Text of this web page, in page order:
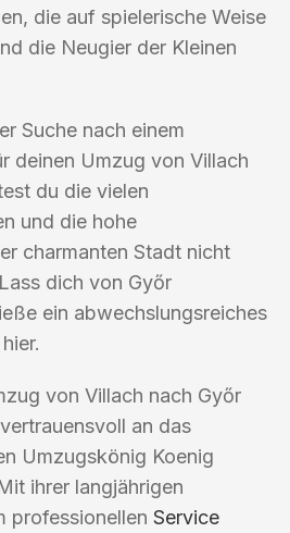
die auf spielerische Weise
die Neugier der Kleinen
Suche nach einem
deinen Umzug von Villach
du die vielen
und die hohe
charmanten Stadt nicht
dich von Győr
ein abwechslungsreiches
von Villach nach Győr
an das
Umzugskönig Koenig
ihrer langjährigen
professionellen Service